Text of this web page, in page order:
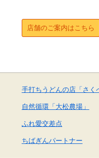
店舗のご案内はこちら
手打ちうどんの店「さく
自然循環「大松農場」
ふれ愛交差点
ちばぎんパートナー